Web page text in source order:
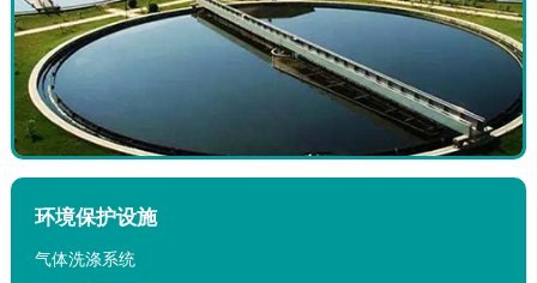
环境保护设施
气体洗涤系统